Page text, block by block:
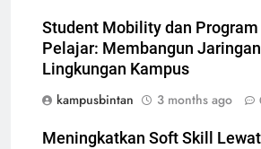
Student Mobility dan
Pelajar: Membangun
Lingkungan Kampus
kampusbintan
3 months ago
Meningkatkan Soft Skill